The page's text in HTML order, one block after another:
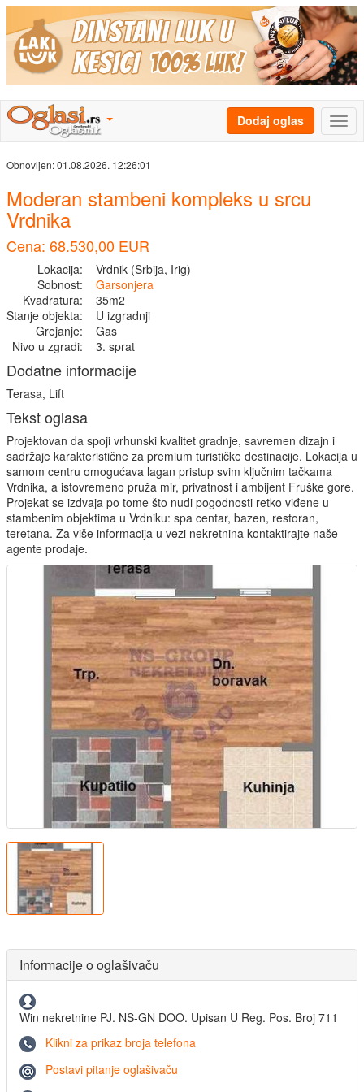
Dodaj oglas
Obnovljen:01.08.2026. 12:26:01
Moderan stambeni kompleks u srcu
Vrdnika
Cena: 68.530,00 EUR
Lokacija:
Vrdnik (Srbija, Irig)
Sobnost:
Garsonjera
Kvadratura:
35m2
Stanje objekta:
U izgradnji
Grejanje:
Gas
Nivo u zgradi:
3. sprat
Dodatne informacije
Terasa, Lift
Tekst oglasa
Projektovan da spoji vrhunski kvalitet gradnje, savremen dizajn i
sadržaje karakteristične za premium turističke destinacije. Lokacija u
samom centru omogućava lagan pristup svim ključnim tačkama
Vrdnika, a istovremeno pruža mir, privatnost i ambijent Fruške gore.
Projekat se izdvaja po tome što nudi pogodnosti retko viđene u
stambenim objektima u Vrdniku: spa centar, bazen, restoran,
teretana. Za više informacija u vezi nekretnina kontaktirajte naše
agente prodaje.
Informacije o oglašivaču
Win nekretnine PJ. NS-GN DOO. Upisan U Reg. Pos. Broj 711
Klikni za prikaz broja telefona
Postavi pitanje oglašivaču